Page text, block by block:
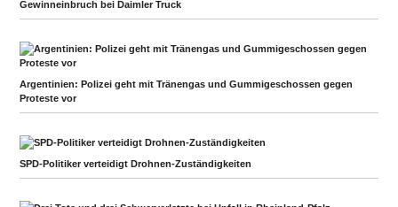
Gewinneinbruch bei Daimler Truck
Argentinien: Polizei geht mit Tränengas und Gummigeschossen gegen
Proteste vor
SPD-Politiker verteidigt Drohnen-Zuständigkeiten